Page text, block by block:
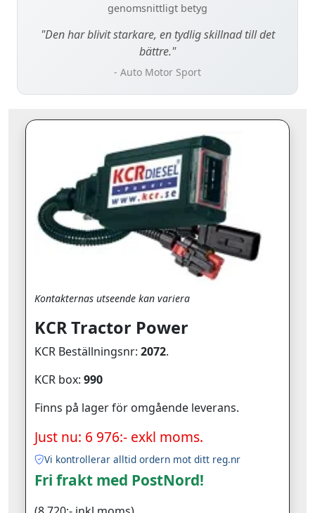
genomsnittligt betyg
"Den har blivit starkare, en tydlig skillnad till det
bättre."
- Auto Motor Sport
Kontakternas utseende kan variera
KCR Tractor Power
KCR Beställningsnr: 2072.
KCR box: 990
Finns på lager för omgående leverans.
Just nu: 6 976:- exkl moms.
Vi kontrollerar alltid ordern mot ditt reg.nr
Fri frakt med PostNord!